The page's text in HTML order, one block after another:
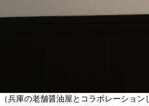
（兵庫の老舗醤油屋とコラボレーショ